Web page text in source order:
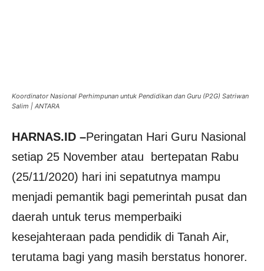
Koordinator Nasional Perhimpunan untuk Pendidikan dan Guru (P2G) Satriwan
Salim | ANTARA
HARNAS.ID –Peringatan Hari Guru Nasional
setiap 25 November atau bertepatan Rabu
(25/11/2020) hari ini sepatutnya mampu
menjadi pemantik bagi pemerintah pusat dan
daerah untuk terus memperbaiki
kesejahteraan pada pendidik di Tanah Air,
terutama bagi yang masih berstatus honorer.